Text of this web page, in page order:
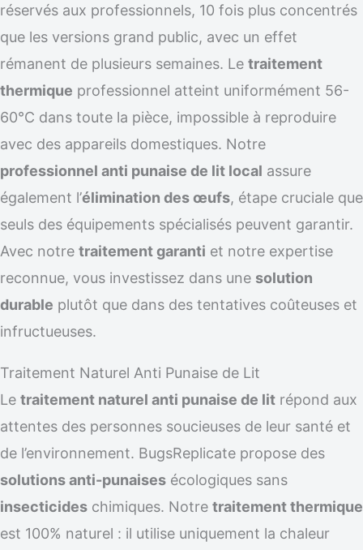
réservés aux professionnels, 10 fois plus concentrés
que les versions grand public, avec un effet
rémanent de plusieurs semaines. Le traitement
thermique professionnel atteint uniformément 56-
60°C dans toute la pièce, impossible à reproduire
avec des appareils domestiques. Notre
professionnel anti punaise de lit local assure
également l’élimination des œufs, étape cruciale que
seuls des équipements spécialisés peuvent garantir.
Avec notre traitement garanti et notre expertise
reconnue, vous investissez dans une solution
durable plutôt que dans des tentatives coûteuses et
infructueuses.
Traitement Naturel Anti Punaise de Lit
Le traitement naturel anti punaise de lit répond aux
attentes des personnes soucieuses de leur santé et
de l’environnement. BugsReplicate propose des
solutions anti-punaises écologiques sans
insecticides chimiques. Notre traitement thermique
est 100% naturel : il utilise uniquement la chaleur